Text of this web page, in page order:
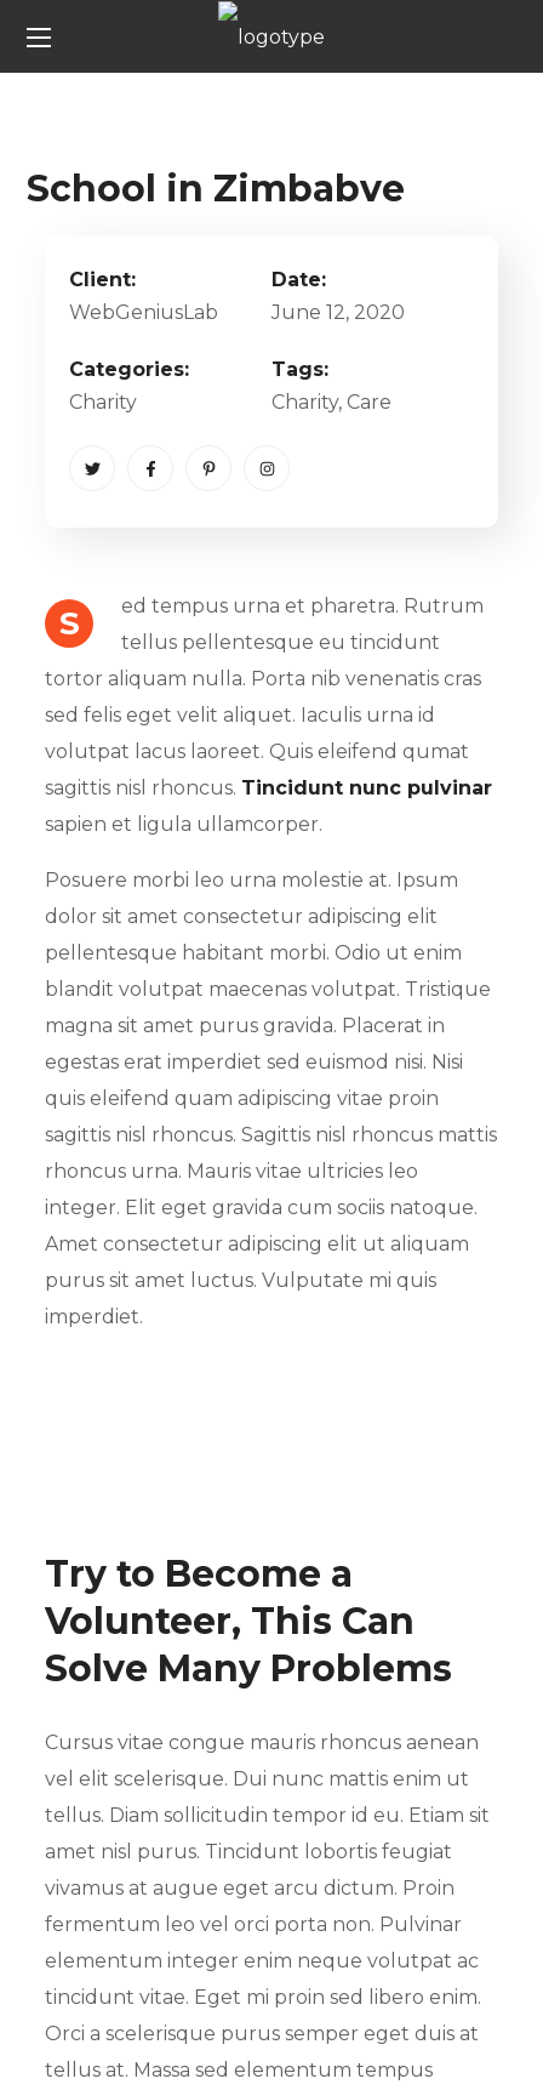
School in Zimbabve
S
ed tempus urna et pharetra. Rutrum
tellus pellentesque eu tincidunt
tortor aliquam nulla. Porta nib venenatis cras
sed felis eget velit aliquet. Iaculis urna id
volutpat lacus laoreet. Quis eleifend qumat
sagittis nisl rhoncus. Tincidunt nunc pulvinar
sapien et ligula ullamcorper.
Posuere morbi leo urna molestie at. Ipsum
dolor sit amet consectetur adipiscing elit
pellentesque habitant morbi. Odio ut enim
blandit volutpat maecenas volutpat. Tristique
magna sit amet purus gravida. Placerat in
egestas erat imperdiet sed euismod nisi. Nisi
quis eleifend quam adipiscing vitae proin
sagittis nisl rhoncus. Sagittis nisl rhoncus mattis
rhoncus urna. Mauris vitae ultricies leo
integer. Elit eget gravida cum sociis natoque.
Amet consectetur adipiscing elit ut aliquam
purus sit amet luctus. Vulputate mi quis
imperdiet.
Client:
WebGeniusLab
Date:
June 12, 2020
Categories:
Charity
Tags:
Charity, Care
Try to Become a
Volunteer, This Can
Solve Many Problems
Cursus vitae congue mauris rhoncus aenean
vel elit scelerisque. Dui nunc mattis enim ut
tellus. Diam sollicitudin tempor id eu. Etiam sit
amet nisl purus. Tincidunt lobortis feugiat
vivamus at augue eget arcu dictum. Proin
fermentum leo vel orci porta non. Pulvinar
elementum integer enim neque volutpat ac
tincidunt vitae. Eget mi proin sed libero enim.
Orci a scelerisque purus semper eget duis at
tellus at. Massa sed elementum tempus